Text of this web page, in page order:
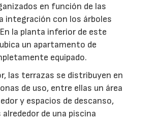
en función de las
integración con los árboles
la planta inferior de este
un apartamento de
equipado.
las terrazas se distribuyen en
de uso, entre ellas un área
y espacios de descanso,
de una piscina